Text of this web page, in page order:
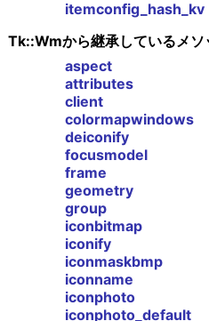
itemconfig_hash_kv
Tk::Wmから継承しているメソ
aspect
attributes
client
colormapwindows
deiconify
focusmodel
frame
geometry
group
iconbitmap
iconify
iconmaskbmp
iconname
iconphoto
iconphoto_default